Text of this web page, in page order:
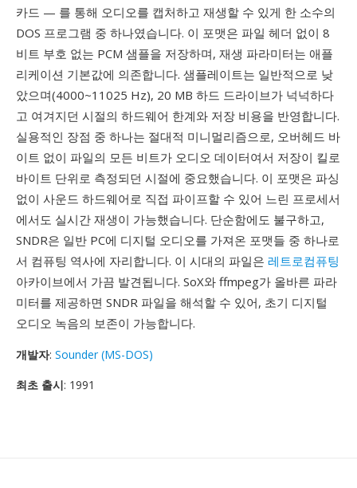
카드 — 를 통해 오디오를 캡처하고 재생할 수 있게 한 소수의
DOS 프로그램 중 하나였습니다. 이 포맷은 파일 헤더 없이 8
비트 부호 없는 PCM 샘플을 저장하며, 재생 파라미터는 애플
리케이션 기본값에 의존합니다. 샘플레이트는 일반적으로 낮
았으며(4000~11025 Hz), 20 MB 하드 드라이브가 넉넉하다
고 여겨지던 시절의 하드웨어 한계와 저장 비용을 반영합니다.
실용적인 장점 중 하나는 절대적 미니멀리즘으로, 오버헤드 바
이트 없이 파일의 모든 비트가 오디오 데이터여서 저장이 킬로
바이트 단위로 측정되던 시절에 중요했습니다. 이 포맷은 파싱
없이 사운드 하드웨어로 직접 파이프할 수 있어 느린 프로세서
에서도 실시간 재생이 가능했습니다. 단순함에도 불구하고,
SNDR은 일반 PC에 디지털 오디오를 가져온 포맷들 중 하나로
서 컴퓨팅 역사에 자리합니다. 이 시대의 파일은 레트로컴퓨팅
아카이브에서 가끔 발견됩니다. SoX와 ffmpeg가 올바른 파라
미터를 제공하면 SNDR 파일을 해석할 수 있어, 초기 디지털
오디오 녹음의 보존이 가능합니다.
개발자: Sounder (MS-DOS)
최초 출시: 1991